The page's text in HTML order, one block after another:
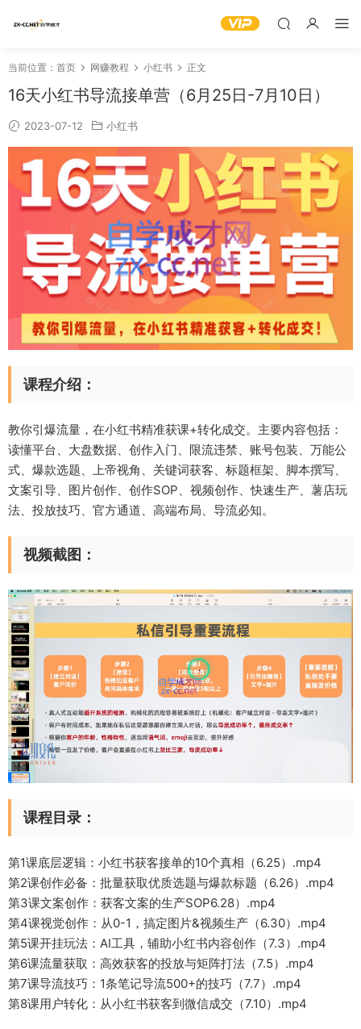
当前位置： 首页 网赚教程 小红书 正文
16天小红书导流接单营（6月25日-7月10日）
2023-07-12 小红书
课程介绍：
教你引爆流量，在小红书精准获课+转化成交。主要内容包括：
读懂平台、大盘数据、创作入门、限流违禁、账号包装、万能公
式、爆款选题、上帝视角、关键词获客、标题框架、脚本撰写、
文案引导、图片创作、创作SOP、视频创作、快速生产、薯店玩
法、投放技巧、官方通道、高端布局、导流必知。
视频截图：
课程目录：
第1课底层逻辑：小红书获客接单的10个真相（6.25）.mp4
第2课创作必备：批量获取优质选题与爆款标题（6.26）.mp4
第3课文案创作：获客文案的生产SOP6.28）.mp4
第4课视觉创作：从0-1，搞定图片&视频生产（6.30）.mp4
第5课开挂玩法：AI工具，辅助小红书内容创作（7.3）.mp4
第6课流量获取：高效获客的投放与矩阵打法（7.5）.mp4
第7课导流技巧：1条笔记导流500+的技巧（7.7）.mp4
第8课用户转化：从小红书获客到微信成交（7.10）.mp4